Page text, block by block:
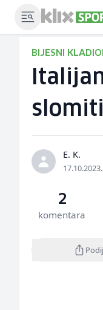
BIJESNI
E. K.
17.10.2023.
2
komentara